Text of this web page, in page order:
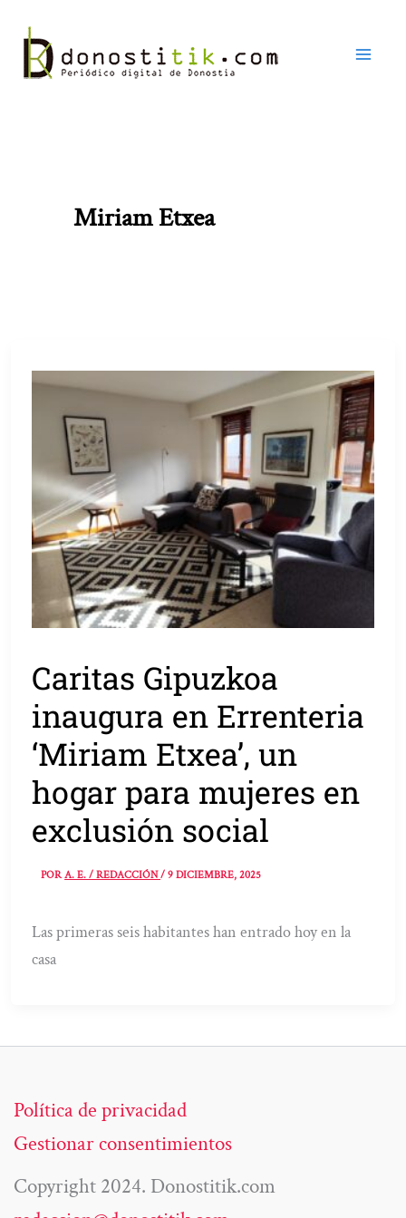
contenido
Miriam Etxea
Caritas Gipuzkoa
inaugura en Errenteria
‘Miriam Etxea’, un
hogar para mujeres en
exclusión social
PORA. E. / REDACCIÓN/9 DICIEMBRE, 2025
Las primeras seis habitantes han entrado hoy en la
casa
Política de privacidad
Gestionar consentimientos
Copyright 2024. Donostitik.com